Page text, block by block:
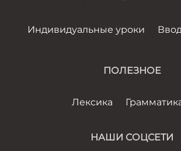
Индивидуальные уроки
ПОЛЕЗНОЕ
Лексика
НАШИ СОЦСЕТИ